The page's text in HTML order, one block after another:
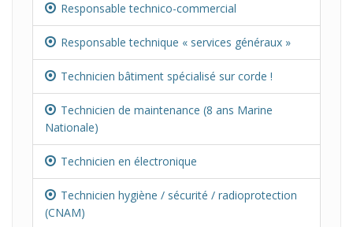
Responsable technico-commercial
Responsable technique « services généraux »
Technicien bâtiment spécialisé sur corde !
Technicien de maintenance (8 ans Marine
Nationale)
Technicien en électronique
Technicien hygiène / sécurité / radioprotection
(CNAM)